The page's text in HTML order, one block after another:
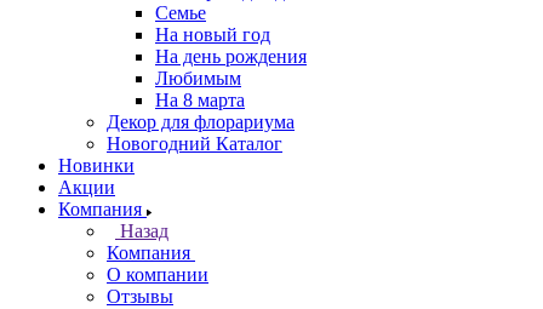
Семье
На новый год
На день рождения
Любимым
На 8 марта
Декор для флорариума
Новогодний Каталог
Новинки
Акции
Компания
Назад
Компания
О компании
Отзывы